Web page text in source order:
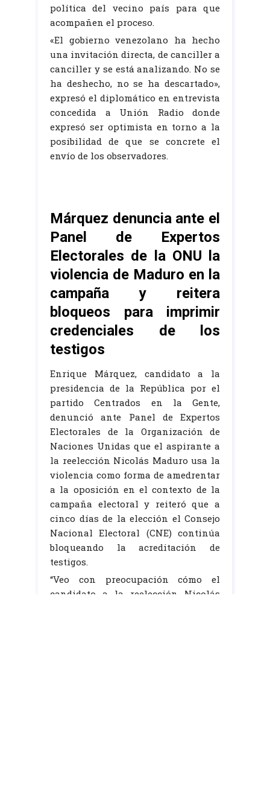
política del vecino país para que
acompañen el proceso.
«El gobierno venezolano ha hecho
una invitación directa, de canciller a
canciller y se está analizando. No se
ha deshecho, no se ha descartado»,
expresó el diplomático en entrevista
concedida a Unión Radio donde
expresó ser optimista en torno a la
posibilidad de que se concrete el
envío de los observadores.
Márquez denuncia ante el
Panel de Expertos
Electorales de la ONU la
violencia de Maduro en la
campaña y reitera
bloqueos para imprimir
credenciales de los
testigos
Enrique Márquez, candidato a la
presidencia de la República por el
partido Centrados en la Gente,
denunció ante Panel de Expertos
Electorales de la Organización de
Naciones Unidas que el aspirante a
la reelección Nicolás Maduro usa la
violencia como forma de amedrentar
a la oposición en el contexto de la
campaña electoral y reiteró que a
cinco días de la elección el Consejo
Nacional Electoral (CNE) continúa
bloqueando la acreditación de
testigos.
“Veo con preocupación cómo el
candidato a la reelección Nicolás